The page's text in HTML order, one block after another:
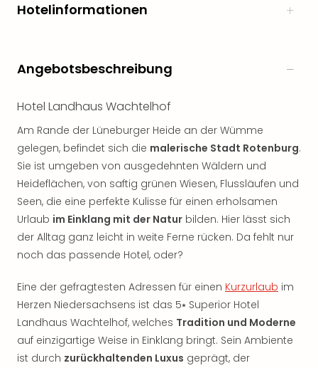
Hotelinformationen
Angebotsbeschreibung
Hotel Landhaus Wachtelhof
Am Rande der Lüneburger Heide an der Wümme
gelegen, befindet sich die malerische Stadt Rotenburg.
Sie ist umgeben von ausgedehnten Wäldern und
Heideflächen, von saftig grünen Wiesen, Flussläufen und
Seen, die eine perfekte Kulisse für einen erholsamen
Urlaub im Einklang mit der Natur bilden. Hier lässt sich
der Alltag ganz leicht in weite Ferne rücken. Da fehlt nur
noch das passende Hotel, oder?
Eine der gefragtesten Adressen für einen Kurzurlaub im
Herzen Niedersachsens ist das 5⭑ Superior Hotel
Landhaus Wachtelhof, welches Tradition und Moderne
auf einzigartige Weise in Einklang bringt. Sein Ambiente
ist durch zurückhaltenden Luxus geprägt, der